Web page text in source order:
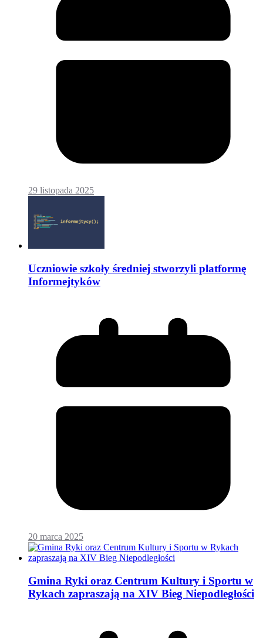
29 listopada 2025
Uczniowie szkoły średniej stworzyli platformę
Informejtyków
20 marca 2025
Gmina Ryki oraz Centrum Kultury i Sportu w
Rykach zapraszają na XIV Bieg Niepodległości